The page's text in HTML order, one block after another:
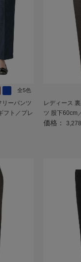
全5色
リーパンツ
フト／プレ
レディース
ツ 股下60cm
プレゼント
価格：